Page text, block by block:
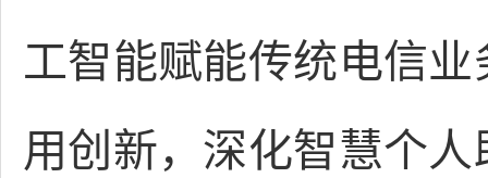
工智能赋能传统电信
用创新，深化智慧个